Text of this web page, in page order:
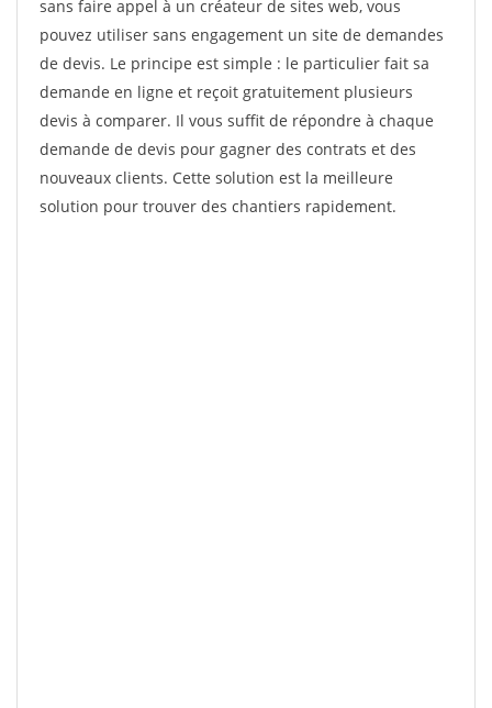
sans faire appel à un créateur de sites web, vous
pouvez utiliser sans engagement un site de demandes
de devis. Le principe est simple : le particulier fait sa
demande en ligne et reçoit gratuitement plusieurs
devis à comparer. Il vous suffit de répondre à chaque
demande de devis pour gagner des contrats et des
nouveaux clients. Cette solution est la meilleure
solution pour trouver des chantiers rapidement.